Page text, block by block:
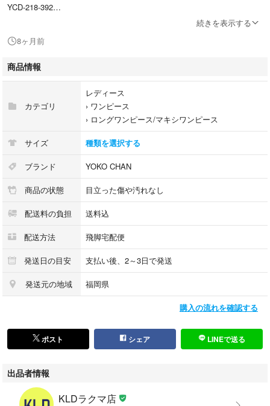
YCD-218-392
【カラー】
ブラック
40
肩幅: 31
着丈: 93.5
採寸値の計測方法について：
https://portal.kld-c.jp/1b6624eb8b7a4e9fa9c413a9e2d97cd8
ほとんど使用されていないとてもきれいな状態です。
ています。
たものとなります。
ご理解ご了承の上ご検討ください。
続きを表示する
8ヶ月前
商品情報
カテゴリ
レディース
› ワンピース
› ロングワンピース/マキシワンピース
サイズ 種類を選択する
ブランド YOKO CHAN
商品の状態 目立った傷や汚れなし
配送料の負担 送料込
配送方法 飛脚宅配便
発送日の目安 支払い後、2～3日で発送
発送元の地域 福岡県
購入の流れを確認する
ポスト シェア LINEで送る
出品者情報
KLDラクマ店